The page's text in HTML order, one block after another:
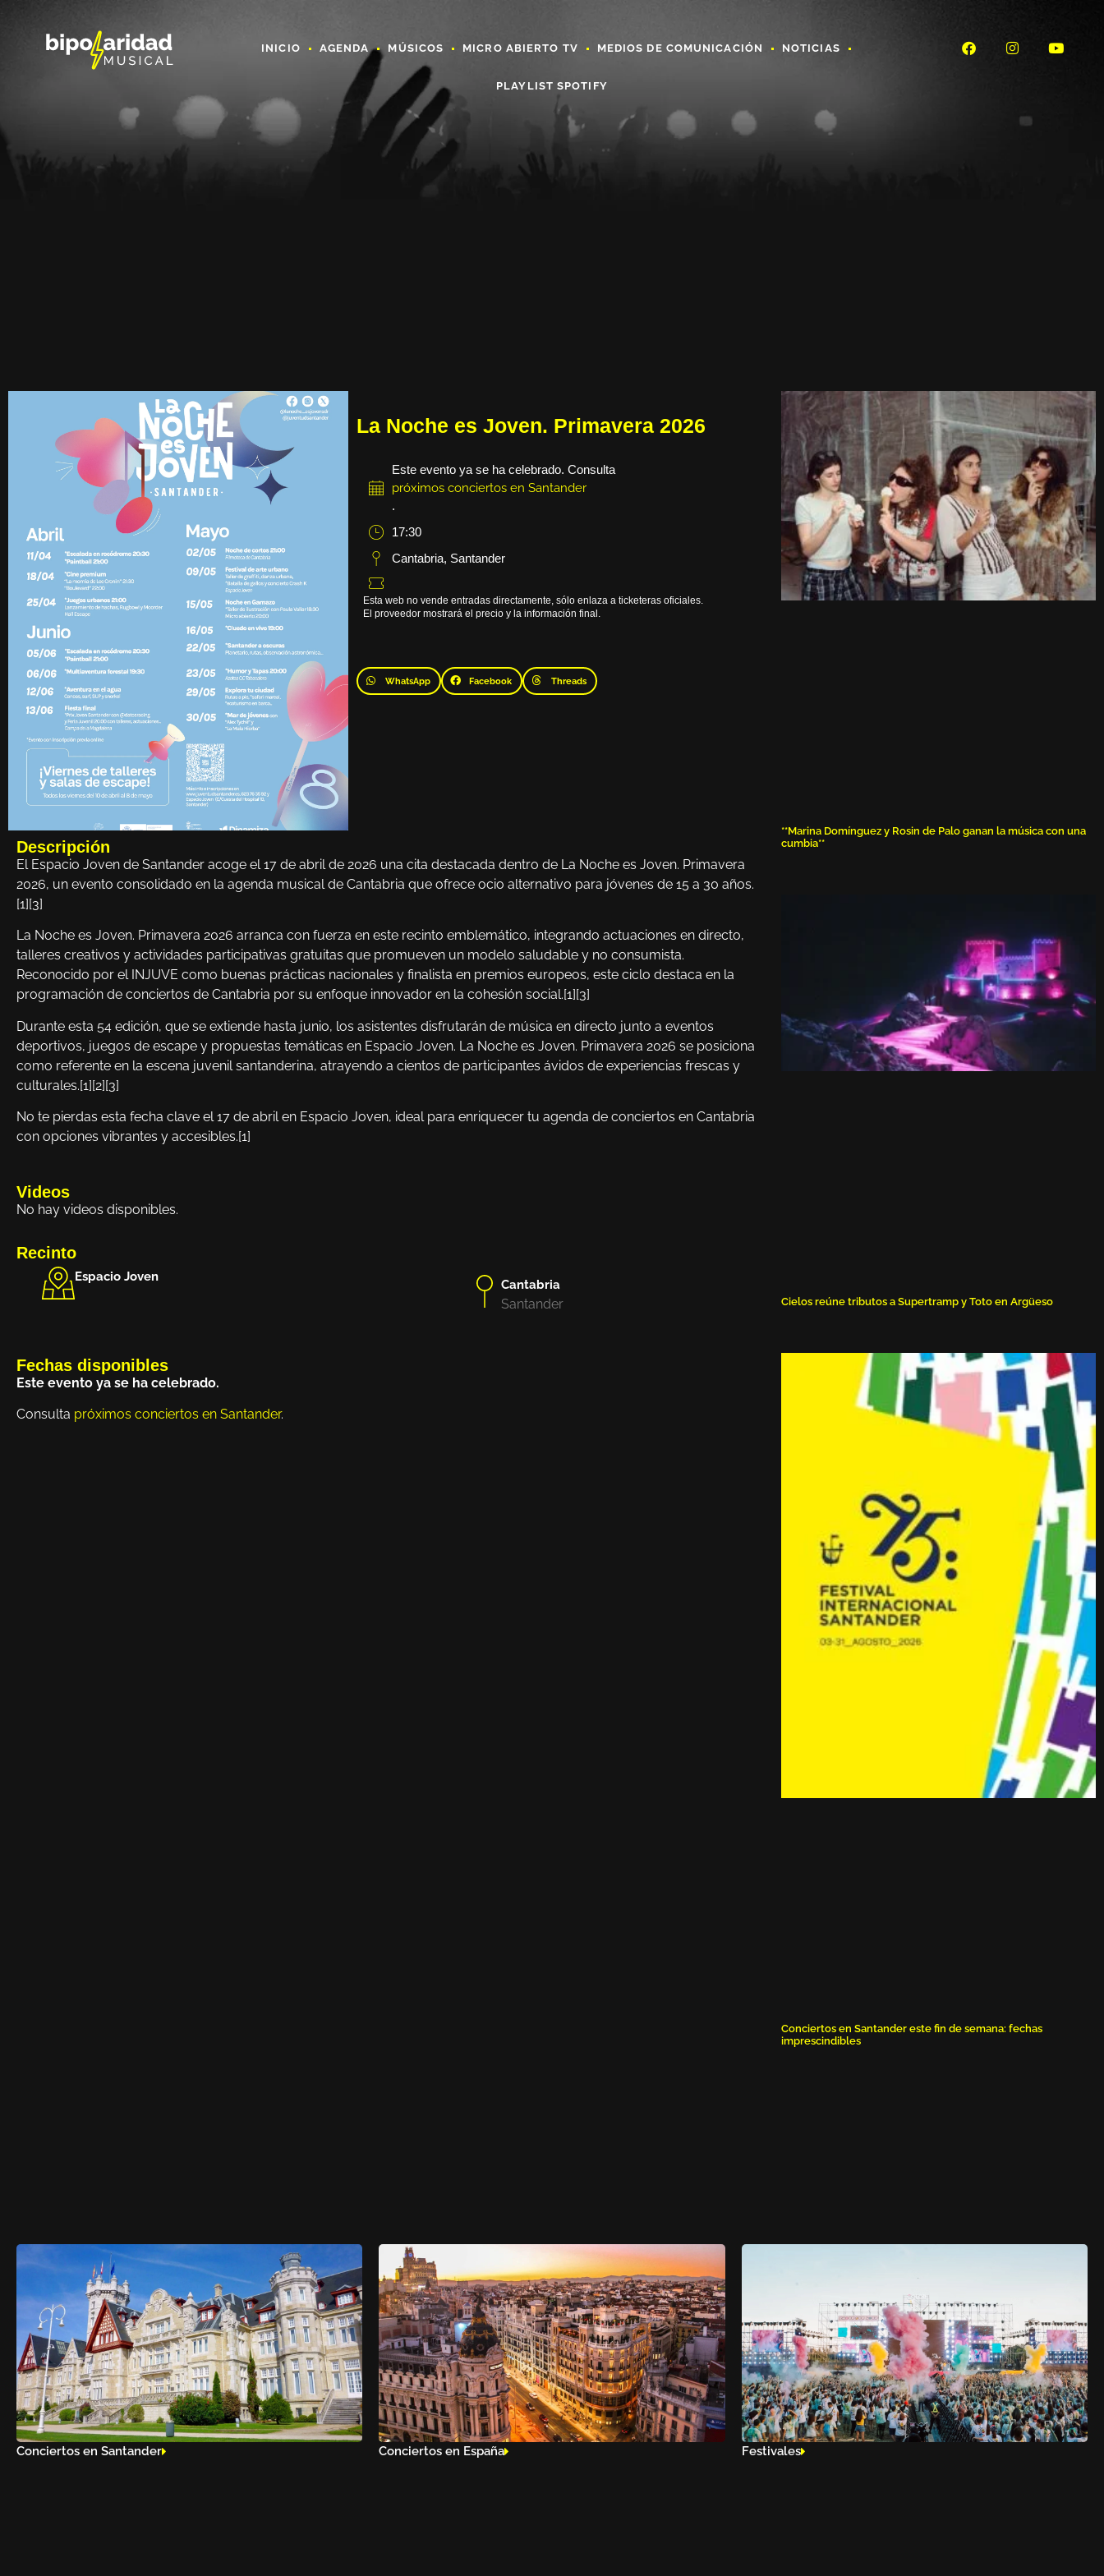
INICIO AGENDA MÚSICOS MICRO ABIERTO TV MEDIOS DE COMUNICACIÓN NOTICIAS
PLAYLIST SPOTIFY
La Noche es Joven. Primavera 2026
Este evento ya se ha celebrado. Consulta
próximos conciertos en Santander
.
17:30
Cantabria, Santander
Esta web no vende entradas directamente, sólo enlaza a ticketeras oficiales.
El proveedor mostrará el precio y la información final.
WhatsApp Facebook Threads
Descripción
El Espacio Joven de Santander acoge el 17 de abril de 2026 una cita destacada dentro de La Noche es Joven. Primavera
2026, un evento consolidado en la agenda musical de Cantabria que ofrece ocio alternativo para jóvenes de 15 a 30 años.
[1][3]
La Noche es Joven. Primavera 2026 arranca con fuerza en este recinto emblemático, integrando actuaciones en directo,
talleres creativos y actividades participativas gratuitas que promueven un modelo saludable y no consumista.
Reconocido por el INJUVE como buenas prácticas nacionales y finalista en premios europeos, este ciclo destaca en la
programación de conciertos de Cantabria por su enfoque innovador en la cohesión social.[1][3]
Durante esta 54 edición, que se extiende hasta junio, los asistentes disfrutarán de música en directo junto a eventos
deportivos, juegos de escape y propuestas temáticas en Espacio Joven. La Noche es Joven. Primavera 2026 se posiciona
como referente en la escena juvenil santanderina, atrayendo a cientos de participantes ávidos de experiencias frescas y
culturales.[1][2][3]
No te pierdas esta fecha clave el 17 de abril en Espacio Joven, ideal para enriquecer tu agenda de conciertos en Cantabria
con opciones vibrantes y accesibles.[1]
Videos
No hay videos disponibles.
Recinto
Espacio Joven
Cantabria
Santander
Fechas disponibles
Este evento ya se ha celebrado.
Consulta próximos conciertos en Santander.
**Marina Domínguez y Rosin de Palo ganan la música con una
cumbia**
Cielos reúne tributos a Supertramp y Toto en Argüeso
Conciertos en Santander este fin de semana: fechas
imprescindibles
Conciertos en Santander Conciertos en España Festivales